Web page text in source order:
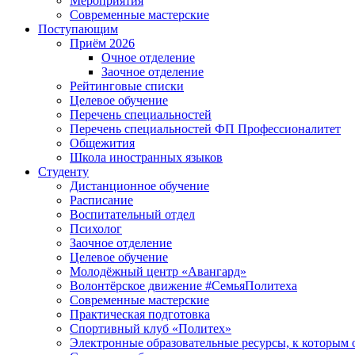
Современные мастерские
Поступающим
Приём 2026
Очное отделение
Заочное отделение
Рейтинговые списки
Целевое обучение
Перечень специальностей
Перечень специальностей ФП Профессионалитет
Общежития
Школа иностранных языков
Студенту
Дистанционное обучение
Расписание
Воспитательный отдел
Психолог
Заочное отделение
Целевое обучение
Молодёжный центр «Авангард»
Волонтёрское движение #СемьяПолитеха
Современные мастерские
Практическая подготовка
Спортивный клуб «Политех»
Электронные образовательные ресурсы, к которым